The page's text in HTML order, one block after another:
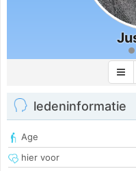
ledeninformatie
Age
hier voor